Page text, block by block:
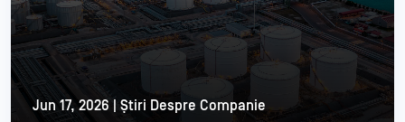
Jun 17, 2026 | Știri Despre Companie